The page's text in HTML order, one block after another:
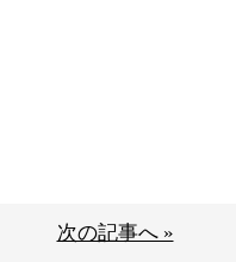
次の記事へ »